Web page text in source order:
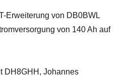
Erweiterung von DB0BWL
von 140 Ah auf
DH8GHH, Johannes